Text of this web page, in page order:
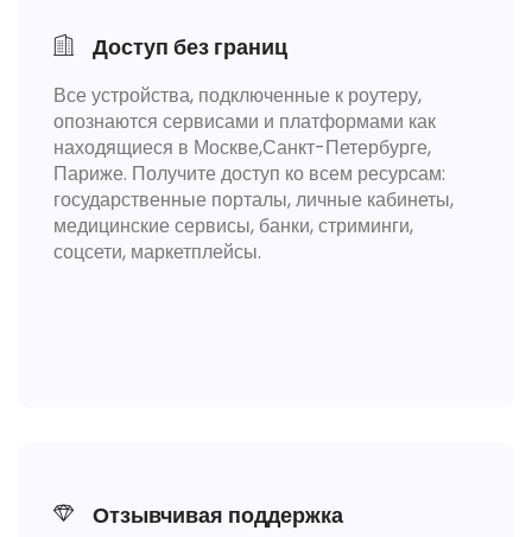
Доступ без границ
Все устройства, подключенные к роутеру,
опознаются сервисами и платформами как
находящиеся в Москве,Санкт-Петербурге,
Париже. Получите доступ ко всем ресурсам:
государственные порталы, личные кабинеты,
медицинские сервисы, банки, стриминги,
соцсети, маркетплейсы.
Отзывчивая поддержка